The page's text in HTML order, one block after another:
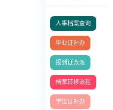
人事档案查询
毕业证补办
报到证改派
档案转移流程
学位证补办